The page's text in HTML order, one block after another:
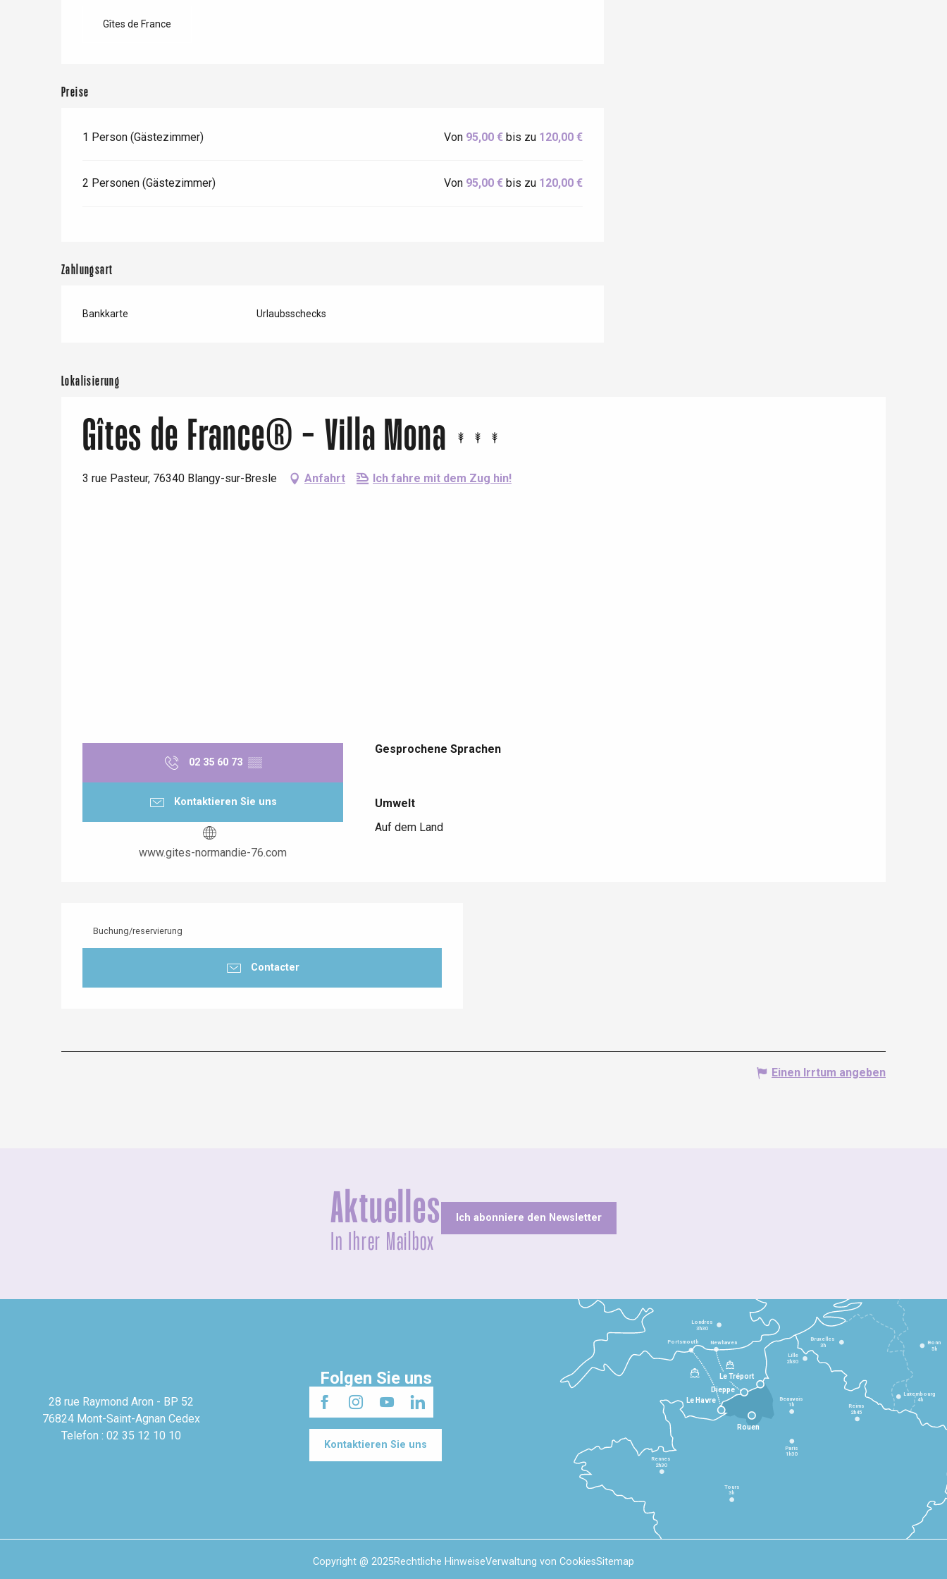
Gîtes de France
Preise
1 Person (Gästezimmer) Von 95,00 € bis zu 120,00 €
2 Personen (Gästezimmer) Von 95,00 € bis zu 120,00 €
Zahlungsart
Bankkarte Urlaubsschecks
Lokalisierung
Gîtes de France® - Villa Mona
3 rue Pasteur, 76340 Blangy-sur-Bresle Anfahrt Ich fahre mit dem Zug hin!
02 35 60 73 ▒▒
Kontaktieren Sie uns
www.gites-normandie-76.com
Gesprochene Sprachen
Gesprochene Sprachen
Umwelt
Umwelt
Auf dem Land
Buchung/reservierung
Contacter
Einen Irrtum angeben
Aktuelles
In Ihrer Mailbox
Ich abonniere den Newsletter
28 rue Raymond Aron - BP 52
76824 Mont-Saint-Agnan Cedex
Telefon : 02 35 12 10 10
Folgen Sie uns
Kontaktieren Sie uns
Le Havre
Dieppe
Le Tréport
Rennes
2h30
Tours
3h
Paris
1h30
Beauvais
1h Reims
2h45
Lille
2h30
Bruxelles
3h
Londres
3h30
Newhaven
Portsmouth Bonn
5h
Luxembourg
4h
Rouen
Copyright @ 2025Rechtliche HinweiseVerwaltung von CookiesSitemap